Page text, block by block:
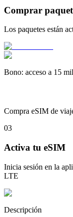
Comprar
Los paquetes están
Bono: acceso a 15
Compra eSIM de
03
Activa tu eSIM
Inicia sesión en la
LTE
Descripción